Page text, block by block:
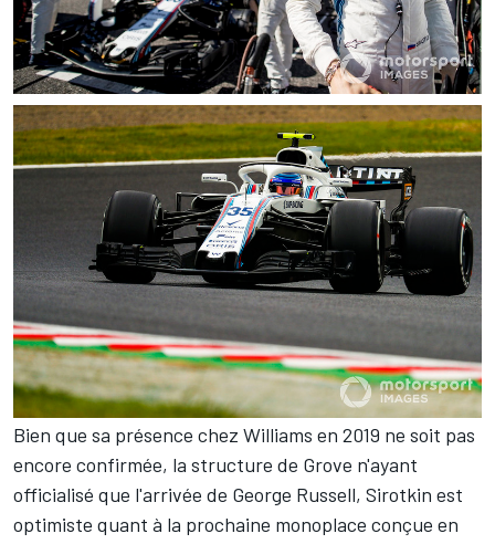
Bien que sa présence chez Williams en 2019 ne soit pas
encore confirmée, la structure de Grove n'ayant
officialisé que l'arrivée de George Russell, Sirotkin est
optimiste quant à la prochaine monoplace conçue en